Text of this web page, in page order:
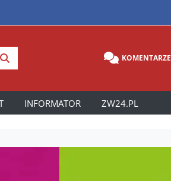
KOMENTARZE
INFORMATOR ZW24.PL